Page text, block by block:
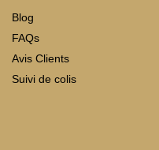
Blog
FAQs
Avis Clients
Suivi de colis